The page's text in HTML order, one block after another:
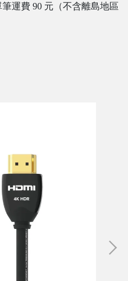
運費 90 元（不含離島地區